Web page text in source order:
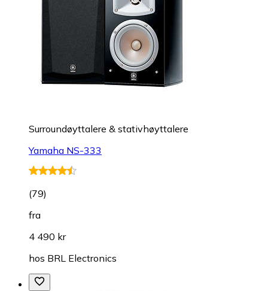
Surroundøyttalere & stativhøyttalere
Yamaha NS-333
(79)
fra
4 490 kr
hos BRL Electronics